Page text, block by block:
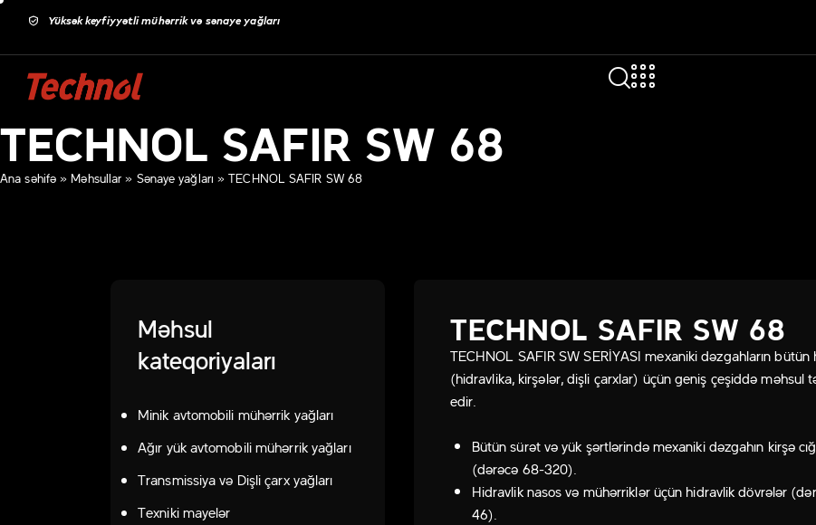
Yüksək keyfiyyətli mühərrik və sənaye yağları
TECHNOL SAFIR SW 68
Ana səhifə » Məhsullar » Sənaye yağları »TECHNOL SAFIR SW 68
TECHNOL SAFIR SW 68
TECHNOL SAFIR SW SERİYASI mexaniki dəzgahların bütün
(hidravlika, kirşələr, dişli çarxlar) üçün geniş çeşiddə məhsul
edir.
Bütün sürət və yük şərtlərində mexaniki dəzgahın kirşə
(dərəcə 68-320).
Hidravlik nasos və mühərriklər üçün hidravlik dövrələr
46).
Məhsul
kateqoriyaları
Minik avtomobili mühərrik yağları
Ağır yük avtomobili mühərrik yağları
Transmissiya və Dişli çarx yağları
Texniki mayelər